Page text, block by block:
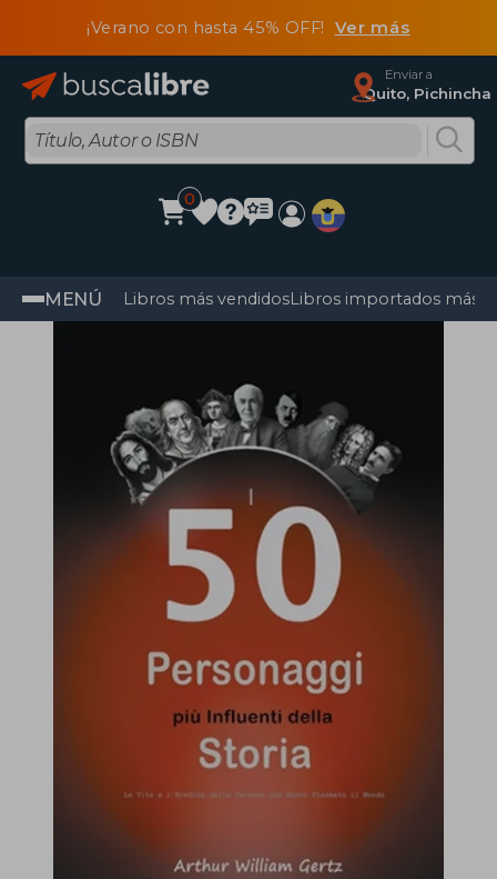
¡Verano con hasta 45% OFF! Ver más
Enviar a
Quito, Pichincha
0
MENÚ Libros más vendidosLibros importados más